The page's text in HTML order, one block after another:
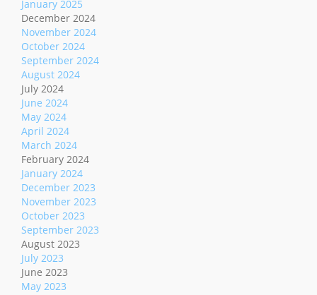
January 2025
December 2024
November 2024
October 2024
September 2024
August 2024
July 2024
June 2024
May 2024
April 2024
March 2024
February 2024
January 2024
December 2023
November 2023
October 2023
September 2023
August 2023
July 2023
June 2023
May 2023